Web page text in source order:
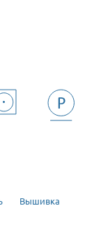
Вышивка